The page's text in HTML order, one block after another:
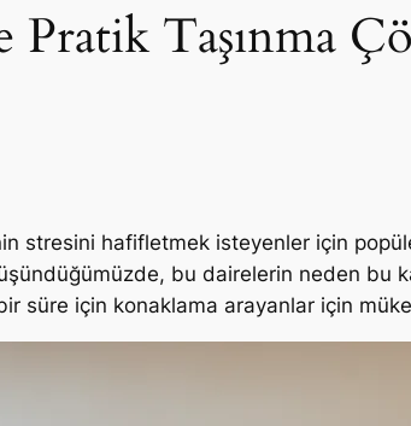
Pratik Taşınma
stresini hafifletmek isteyenler için
düşündüğümüzde, bu dairelerin neden
süre için konaklama arayanlar için